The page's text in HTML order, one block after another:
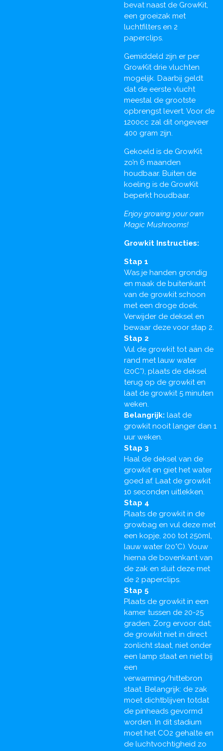
bevat naast de GrowKit,
een groeizak met
luchtfilters en 2
paperclips.
Gemiddeld zijn er per
GrowKit drie vluchten
mogelijk. Daarbij geldt
dat de eerste vlucht
meestal de grootste
opbrengst levert. Voor de
1200cc zal dit ongeveer
400 gram zijn.
Gekoeld is de GrowKit
zo’n 6 maanden
houdbaar. Buiten de
koeling is de GrowKit
beperkt houdbaar.
Enjoy growing your own
Magic Mushrooms!
Growkit Instructies:
Stap 1
Was je handen grondig
en maak de buitenkant
van de growkit schoon
met een droge doek.
Verwijder de deksel en
bewaar deze voor stap 2.
Stap 2
Vul de growkit tot aan de
rand met lauw water
(20C°), plaats de deksel
terug op de growkit en
laat de growkit 5 minuten
weken.
Belangrijk: laat de
growkit nooit langer dan 1
uur weken.
Stap 3
Haal de deksel van de
growkit en giet het water
goed af. Laat de growkit
10 seconden uitlekken.
Stap 4
Plaats de growkit in de
growbag en vul deze met
een kopje, 200 tot 250ml,
lauw water (20°C). Vouw
hierna de bovenkant van
de zak en sluit deze met
de 2 paperclips.
Stap 5
Plaats de growkit in een
kamer tussen de 20-25
graden. Zorg ervoor dat;
de growkit niet in direct
zonlicht staat, niet onder
een lamp staat en niet bij
een
verwarming/hittebron
staat. Belangrijk: de zak
moet dichtblijven totdat
de pinheads gevormd
worden. In dit stadium
moet het CO2 gehalte en
de luchtvochtigheid zo